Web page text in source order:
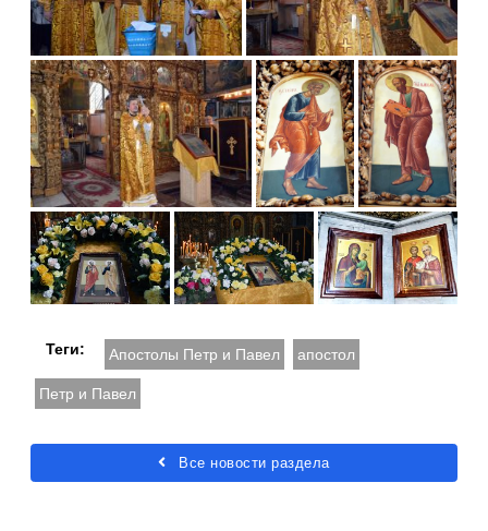
Теги: Апостолы Петр и Павел апостол
Петр и Павел
Все новости раздела